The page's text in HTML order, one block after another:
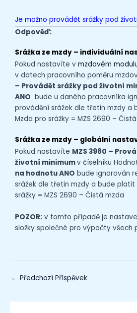
Je možno provádět srážky pod
Odpověď:
Srážka ze mzdy – individuální
Pokud nastavíte v mzdovém
v datech pracovního poměru
– Provádět srážky pod životní
ANO bude u daného pracovníka
provádění srážek dle třetin mzdy a
Mzda pro srážky = MZS 2690 –
Srážka ze mzdy – globální
Pokud nastavíte MZS 3980 –
životní minimumv číselníku
na hodnotu ANO bude ignorován
srážek dle třetin mzdy a bude platit
srážky = MZS 2690 – Čistá mzda
POZOR: v tomto případě je
složky společné pro výpočty všech
← Předchozí Příspěvek